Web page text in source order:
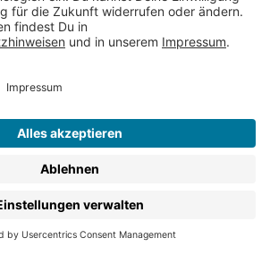
BilderbuchheldenDr. Brummund
Rabe Socke.
mit Augenzwinkern, an denen auch
Sebastian Meschenmoser
nie oder Sie kommen
:Lustige
die Kinder schon seit Generationen
PreußlerundMax Kruse
Ralph Caspers